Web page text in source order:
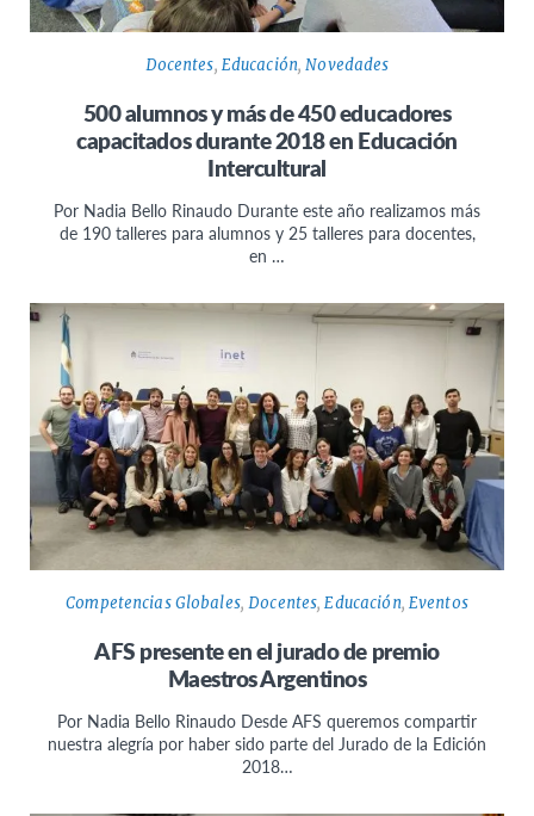
Docentes, Educación,Novedades
500 alumnos y más de 450 educadores
capacitados durante 2018 en Educación
Intercultural
Por Nadia Bello Rinaudo Durante este año realizamos más
de 190 talleres para alumnos y 25 talleres para docentes,
en …
Competencias Globales,Docentes,Educación, Eventos
AFS presente en el jurado de premio
Maestros Argentinos
Por Nadia Bello Rinaudo Desde AFS queremos compartir
nuestra alegría por haber sido parte del Jurado de la Edición
2018…